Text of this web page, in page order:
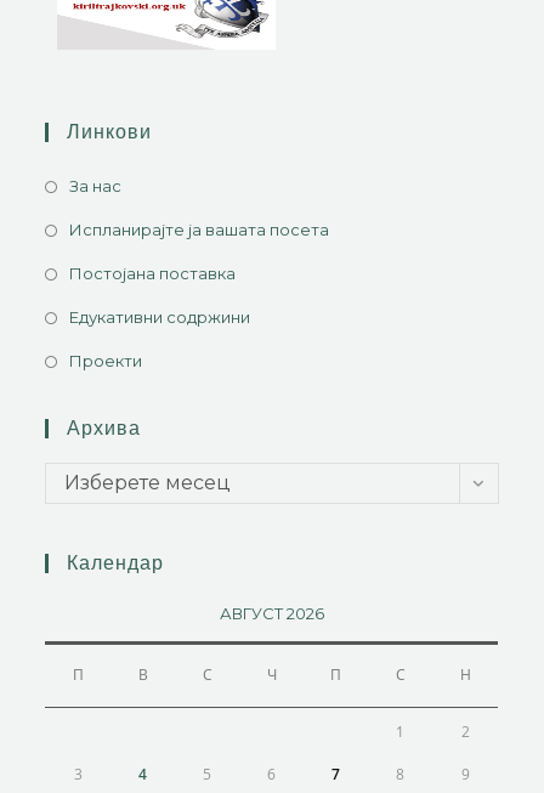
Линкови
За нас
Испланирајте ја вашата посета
Постојана поставка
Едукативни содржини
Проекти
Архива
Изберете месец
Календар
АВГУСТ 2026
П В С Ч П С Н
1 2
3 4 5 6 7 8 9